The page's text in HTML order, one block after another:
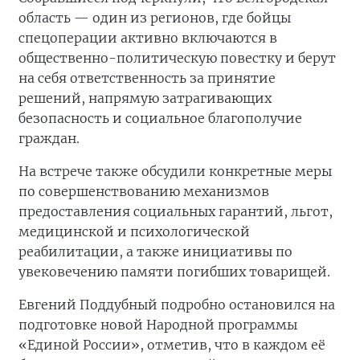
область — один из регионов, где бойцы
спецоперации активно включаются в
общественно-политическую повестку и берут
на себя ответственность за принятие
решений, напрямую затрагивающих
безопасность и социальное благополучие
граждан.
На встрече также обсудили конкретные меры
по совершенствованию механизмов
предоставления социальных гарантий, льгот,
медицинской и психологической
реабилитации, а также инициативы по
увековечению памяти погибших товарищей.
Евгений Поддубный подробно остановился на
подготовке новой Народной программы
«Единой России», отметив, что в каждом её